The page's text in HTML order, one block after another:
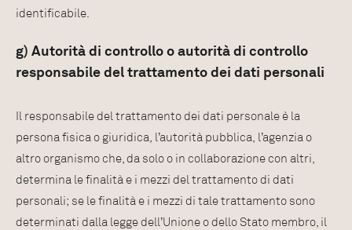
identificabile.
g) Autorità di controllo o autorità di controllo
responsabile del trattamento dei dati personali
Il responsabile del trattamento dei dati personale è la
persona fisica o giuridica, l’autorità pubblica, l’agenzia o
altro organismo che, da solo o in collaborazione con altri,
determina le finalità e i mezzi del trattamento di dati
personali; se le finalità e i mezzi di tale trattamento sono
determinati dalla legge dell’Unione o dello Stato membro, il